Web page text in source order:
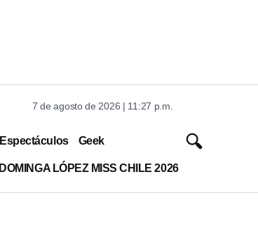
7 de agosto de 2026 | 11:27 p.m.
Espectáculos Geek
DOMINGA LÓPEZ MISS CHILE 2026